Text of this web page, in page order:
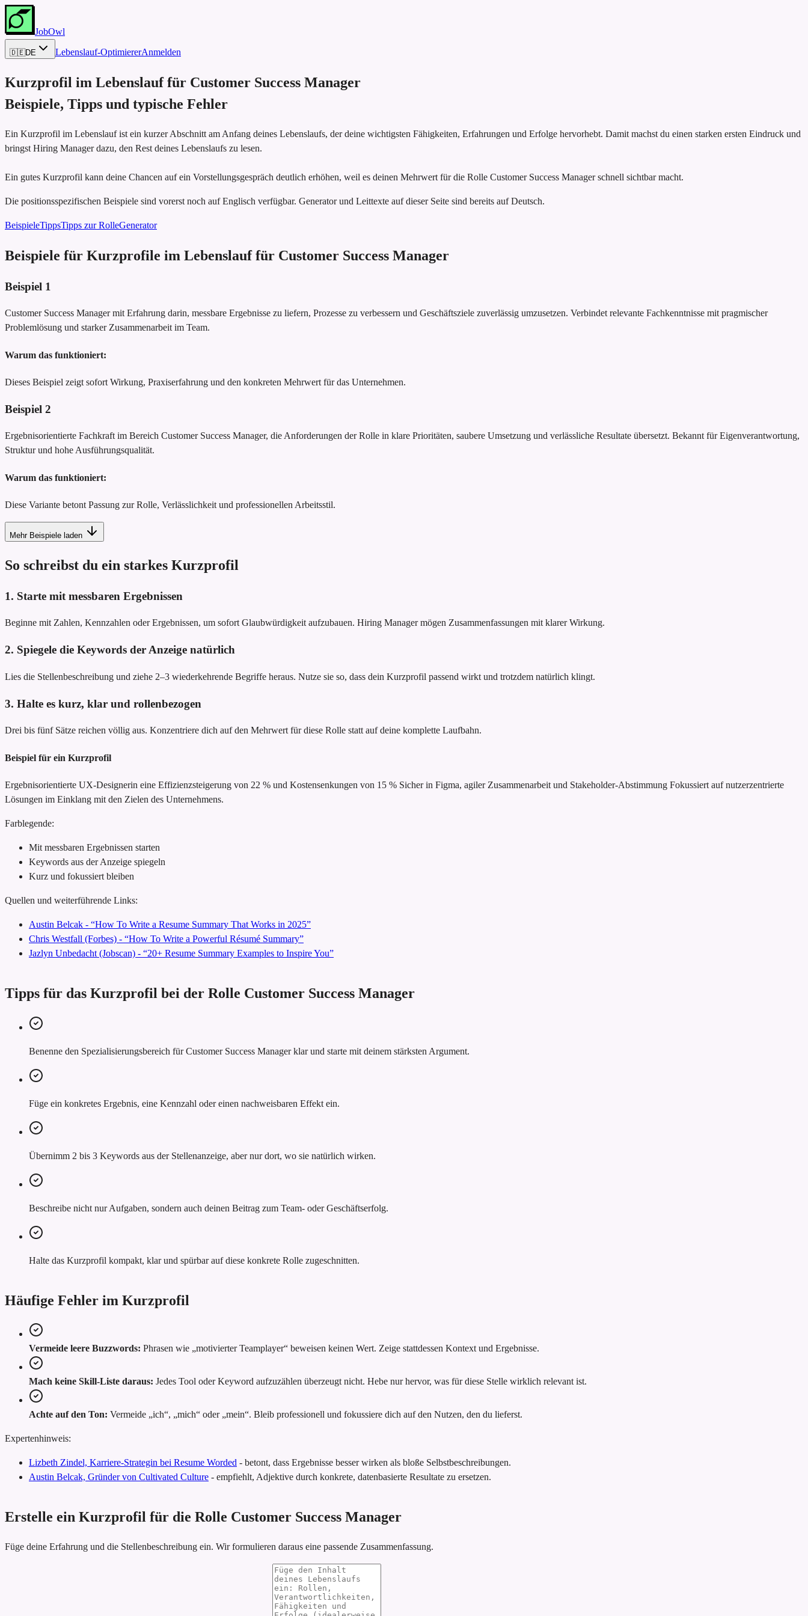
JobOwl
🇩🇪DE Lebenslauf-OptimiererAnmelden
Kurzprofil im Lebenslauf für Customer Success Manager
Beispiele, Tipps und typische Fehler
Ein Kurzprofil im Lebenslauf ist ein kurzer Abschnitt am Anfang deines Lebenslaufs, der deine wichtigsten Fähigkeiten, Erfahrungen und Erfolge hervorhebt. Damit machst du einen starken ersten Eindruck und
bringst Hiring Manager dazu, den Rest deines Lebenslaufs zu lesen.
Ein gutes Kurzprofil kann deine Chancen auf ein Vorstellungsgespräch deutlich erhöhen, weil es deinen Mehrwert für die Rolle Customer Success Manager schnell sichtbar macht.
Die positionsspezifischen Beispiele sind vorerst noch auf Englisch verfügbar. Generator und Leittexte auf dieser Seite sind bereits auf Deutsch.
BeispieleTippsTipps zur RolleGenerator
Beispiele für Kurzprofile im Lebenslauf für Customer Success Manager
Beispiel 1
Customer Success Manager mit Erfahrung darin, messbare Ergebnisse zu liefern, Prozesse zu verbessern und Geschäftsziele zuverlässig umzusetzen. Verbindet relevante Fachkenntnisse mit pragmischer
Problemlösung und starker Zusammenarbeit im Team.
Warum das funktioniert:
Dieses Beispiel zeigt sofort Wirkung, Praxiserfahrung und den konkreten Mehrwert für das Unternehmen.
Beispiel 2
Ergebnisorientierte Fachkraft im Bereich Customer Success Manager, die Anforderungen der Rolle in klare Prioritäten, saubere Umsetzung und verlässliche Resultate übersetzt. Bekannt für Eigenverantwortung,
Struktur und hohe Ausführungsqualität.
Warum das funktioniert:
Diese Variante betont Passung zur Rolle, Verlässlichkeit und professionellen Arbeitsstil.
Mehr Beispiele laden
So schreibst du ein starkes Kurzprofil
1. Starte mit messbaren Ergebnissen
Beginne mit Zahlen, Kennzahlen oder Ergebnissen, um sofort Glaubwürdigkeit aufzubauen. Hiring Manager mögen Zusammenfassungen mit klarer Wirkung.
2. Spiegele die Keywords der Anzeige natürlich
Lies die Stellenbeschreibung und ziehe 2–3 wiederkehrende Begriffe heraus. Nutze sie so, dass dein Kurzprofil passend wirkt und trotzdem natürlich klingt.
3. Halte es kurz, klar und rollenbezogen
Drei bis fünf Sätze reichen völlig aus. Konzentriere dich auf den Mehrwert für diese Rolle statt auf deine komplette Laufbahn.
Beispiel für ein Kurzprofil
Ergebnisorientierte UX-Designerin eine Effizienzsteigerung von 22 % und Kostensenkungen von 15 % Sicher in Figma, agiler Zusammenarbeit und Stakeholder-Abstimmung Fokussiert auf nutzerzentrierte
Lösungen im Einklang mit den Zielen des Unternehmens.
Farblegende:
Mit messbaren Ergebnissen starten
Keywords aus der Anzeige spiegeln
Kurz und fokussiert bleiben
Quellen und weiterführende Links:
Austin Belcak - “How To Write a Resume Summary That Works in 2025”
Chris Westfall (Forbes) - “How To Write a Powerful Résumé Summary”
Jazlyn Unbedacht (Jobscan) - “20+ Resume Summary Examples to Inspire You”
Tipps für das Kurzprofil bei der Rolle Customer Success Manager
Benenne den Spezialisierungsbereich für Customer Success Manager klar und starte mit deinem stärksten Argument.
Füge ein konkretes Ergebnis, eine Kennzahl oder einen nachweisbaren Effekt ein.
Übernimm 2 bis 3 Keywords aus der Stellenanzeige, aber nur dort, wo sie natürlich wirken.
Beschreibe nicht nur Aufgaben, sondern auch deinen Beitrag zum Team- oder Geschäftserfolg.
Halte das Kurzprofil kompakt, klar und spürbar auf diese konkrete Rolle zugeschnitten.
Häufige Fehler im Kurzprofil
Vermeide leere Buzzwords: Phrasen wie „motivierter Teamplayer“ beweisen keinen Wert. Zeige stattdessen Kontext und Ergebnisse.
Mach keine Skill-Liste daraus: Jedes Tool oder Keyword aufzuzählen überzeugt nicht. Hebe nur hervor, was für diese Stelle wirklich relevant ist.
Achte auf den Ton: Vermeide „ich“, „mich“ oder „mein“. Bleib professionell und fokussiere dich auf den Nutzen, den du lieferst.
Expertenhinweis:
Lizbeth Zindel, Karriere-Strategin bei Resume Worded - betont, dass Ergebnisse besser wirken als bloße Selbstbeschreibungen.
Austin Belcak, Gründer von Cultivated Culture - empfiehlt, Adjektive durch konkrete, datenbasierte Resultate zu ersetzen.
Erstelle ein Kurzprofil für die Rolle Customer Success Manager
Füge deine Erfahrung und die Stellenbeschreibung ein. Wir formulieren daraus eine passende Zusammenfassung.